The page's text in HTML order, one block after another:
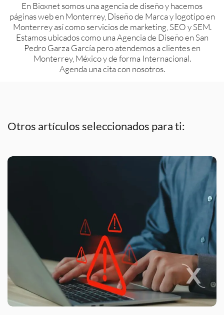
En Bioxnet somos una agencia de diseño y hacemos
páginas web en Monterrey, Diseño de Marca y logotipo en
Monterrey así como servicios de marketing, SEO y SEM.
Estamos ubicados como una Agencia de Diseño en San
Pedro Garza García pero atendemos a clientes en
Monterrey, México y de forma Internacional.
Agenda una cita con nosotros.
Otros artículos seleccionados para ti: